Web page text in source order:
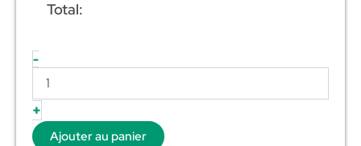
Total:
-
+
Ajouter au panier